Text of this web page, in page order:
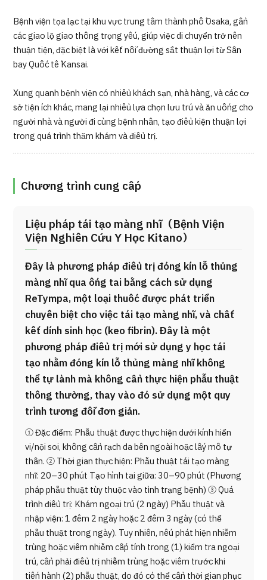
Bệnh viện tọa lạc tại khu vực trung tâm thành phố Osaka, gần
các giao lộ giao thông trọng yếu, giúp việc di chuyển trở nên
thuận tiện, đặc biệt là với kết nối đường sắt thuận lợi từ Sân
bay Quốc tế Kansai.
Xung quanh bệnh viện có nhiều khách sạn, nhà hàng, và các cơ
sở tiện ích khác, mang lại nhiều lựa chọn lưu trú và ăn uống cho
người nhà và người đi cùng bệnh nhân, tạo điều kiện thuận lợi
trong quá trình thăm khám và điều trị.
Chương trình cung cấp
Liệu pháp tái tạo màng nhĩ（Bệnh Viện
Viện Nghiên Cứu Y Học Kitano）
Đây là phương pháp điều trị đóng kín lỗ thủng
màng nhĩ qua ống tai bằng cách sử dụng
ReTympa, một loại thuốc được phát triển
chuyên biệt cho việc tái tạo màng nhĩ, và chất
kết dính sinh học (keo fibrin). Đây là một
phương pháp điều trị mới sử dụng y học tái
tạo nhằm đóng kín lỗ thủng màng nhĩ không
thể tự lành mà không cần thực hiện phẫu thuật
thông thường, thay vào đó sử dụng một quy
trình tương đối đơn giản.
① Đặc điểm: Phẫu thuật được thực hiện dưới kính hiển
vi/nội soi, không cần rạch da bên ngoài hoặc lấy mô tự
thân. ② Thời gian thực hiện: Phẫu thuật tái tạo màng
nhĩ: 20–30 phút Tạo hình tai giữa: 30–90 phút (Phương
pháp phẫu thuật tùy thuộc vào tình trạng bệnh) ③ Quá
trình điều trị: Khám ngoại trú (2 ngày) Phẫu thuật và
nhập viện: 1 đêm 2 ngày hoặc 2 đêm 3 ngày (có thể
phẫu thuật trong ngày). Tuy nhiên, nếu phát hiện nhiễm
trùng hoặc viêm nhiễm cấp tính trong (1) kiểm tra ngoại
trú, cần phải điều trị nhiễm trùng hoặc viêm trước khi
tiến hành (2) phẫu thuật, do đó có thể cần thời gian phục